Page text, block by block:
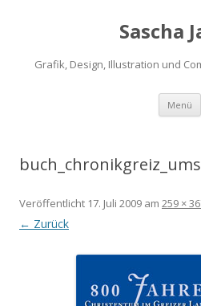
Sascha
Grafik, Design, Illustration und
Menü
buch_chronikgreiz_ums
Veröffentlicht 17. Juli 2009 am 259 ×
← Zurück